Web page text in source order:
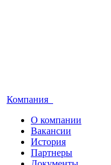
Компания
О компании
Вакансии
История
Партнеры